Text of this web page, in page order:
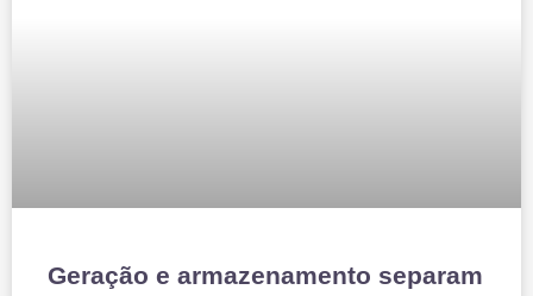
Geração e armazenamento separam